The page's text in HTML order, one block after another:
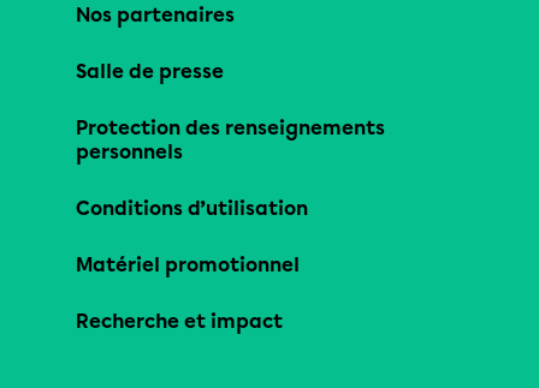
Nos partenaires
Salle de presse
Protection des renseignements
personnels
Conditions d’utilisation
Matériel promotionnel
Recherche et impact